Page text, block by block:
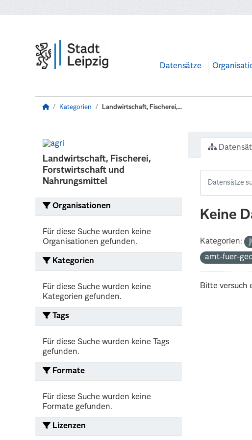
Datensätze
Kategorien Landwirtschaft, Fischerei,...
Landwirtschaft, Fischerei,
Forstwirtschaft und
Nahrungsmittel
Organisationen
Für diese Suche wurden keine
Organisationen gefunden.
Kategorien
Für diese Suche wurden keine
Kategorien gefunden.
Tags
Für diese Suche wurden keine Tags
gefunden.
Formate
Für diese Suche wurden keine
Formate gefunden.
Lizenzen
Keine
Kategorien:
amt-fuer-
Bitte versuch